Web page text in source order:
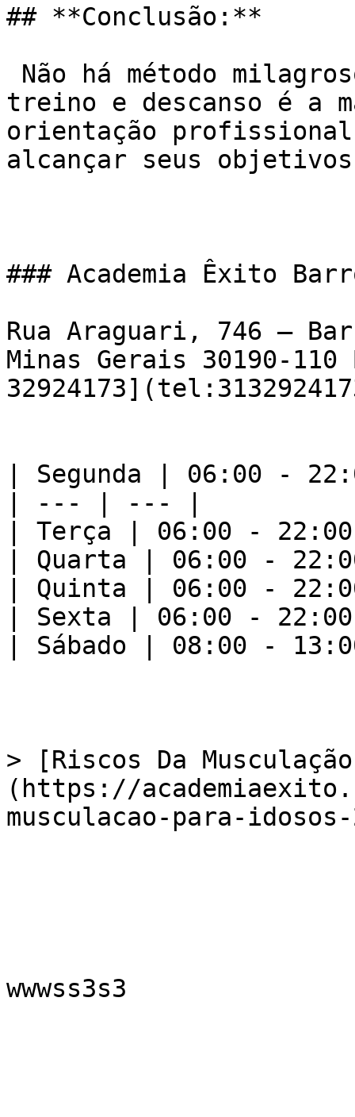
## **Conclusão:**
treino e descanso é a
orientação
alcançar seus
### Academia Êxito
Rua Araguari, 746 –
Minas Gerais 30190-
| Segunda | 06:00 -
| --- | --- |
| Terça | 06:00 -
| Quarta | 06:00 -
| Quinta | 06:00 -
| Sexta | 06:00 -
| Sábado | 08:00 -
> [Riscos Da
(https://
musculacao-para-
wwwss3s3